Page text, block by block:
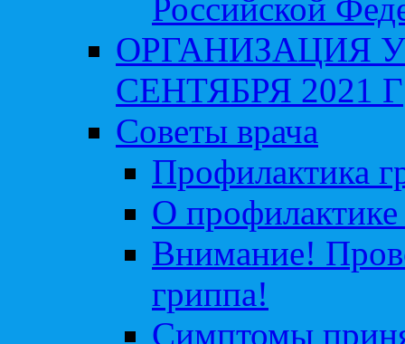
Российской
ОРГАНИЗАЦИЯ
СЕНТЯБРЯ 2021 Г
Советы врача
Профилактика
О профилактике
Внимание!
гриппа!
Симптомы